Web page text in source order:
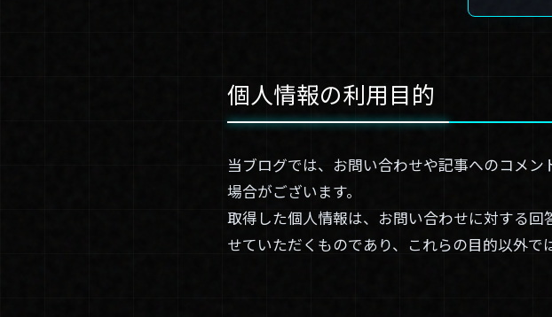
個人情報の利用目的
当ブログでは、お問い合わせや記事へのコメ
場合がございます。
取得した個人情報は、お問い合わせに対する
せていただくものであり、これらの目的以外で